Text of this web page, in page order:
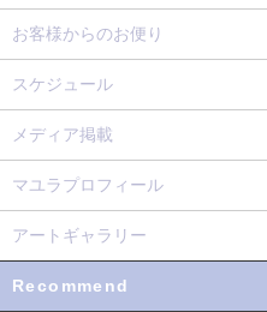
お客様からのお便り
スケジュール
メディア掲載
マユラプロフィール
アートギャラリー
Recommend